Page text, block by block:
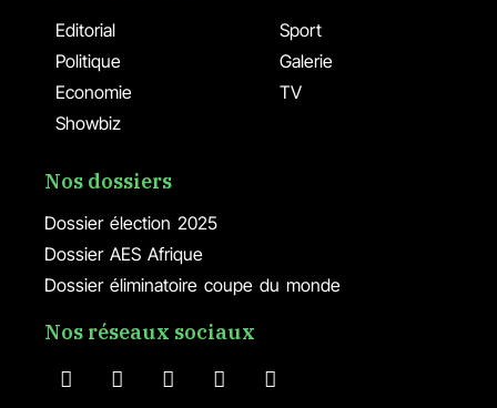
Editorial
Politique
Economie
Showbiz
Sport
Galerie
TV
Dossier élection 2025
Dossier AES Afrique
Dossier éliminatoire coupe du monde
Nos dossiers
Nos réseaux sociaux